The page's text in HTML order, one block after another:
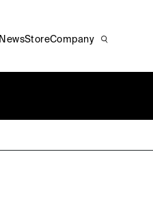
NewsStoreCompany